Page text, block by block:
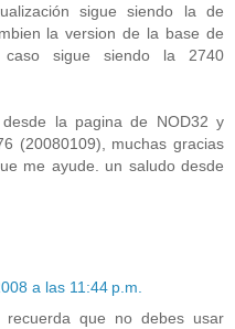
sigue siendo la de
la version de la base de
sigue siendo la 2740
desde la pagina de NOD32 y
(20080109), muchas gracias
me ayude. un saludo desde
a las 11:44 p.m.
que no debes usar